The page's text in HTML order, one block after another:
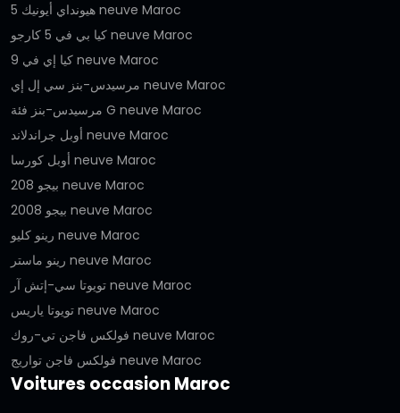
هيونداي أيونيك 5 neuve Maroc
كيا بي في 5 كارجو neuve Maroc
كيا إي في 9 neuve Maroc
مرسيدس-بنز سي إل إي neuve Maroc
مرسيدس-بنز فئة G neuve Maroc
أوبل جراندلاند neuve Maroc
أوبل كورسا neuve Maroc
بيجو 208 neuve Maroc
بيجو 2008 neuve Maroc
رينو كليو neuve Maroc
رينو ماستر neuve Maroc
تويوتا سي-إتش آر neuve Maroc
تويوتا ياريس neuve Maroc
فولكس فاجن تي-روك neuve Maroc
فولكس فاجن تواريج neuve Maroc
Voitures occasion Maroc